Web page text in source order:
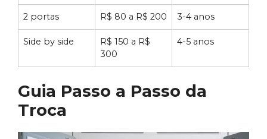
2 portas R$ 80 a R$ 200 3-4 anos
Side by side
R$ 150 a R$
300
4-5 anos
Guia Passo a Passo da
Troca